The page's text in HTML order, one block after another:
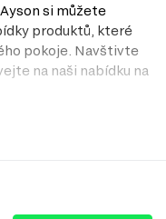
si můžete
produktů, které
pokoje. Navštivte
na naši nabídku na
výhody
dřevotřísky, což zaručuje